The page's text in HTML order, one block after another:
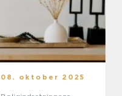
08. oktober 2025